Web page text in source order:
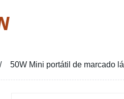
50W Mini portátil de marcado